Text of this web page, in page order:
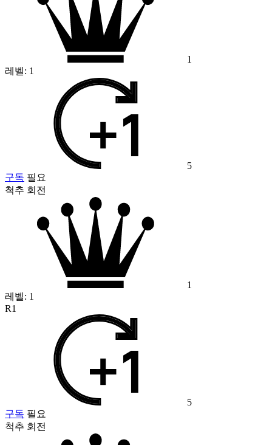
1
레벨: 1
5
구독 필요
척추 회전
1
레벨: 1
R1
5
구독 필요
척추 회전